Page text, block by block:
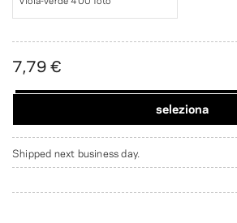
7,79 €
seleziona
Shipped next business day.